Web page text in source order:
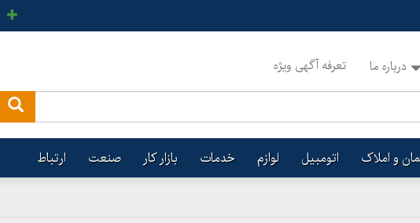
درباره ما تعرفه آگهی ویژه
و املاک اتومبیل لوازم خدمات بازار کار صنعت ارتباط